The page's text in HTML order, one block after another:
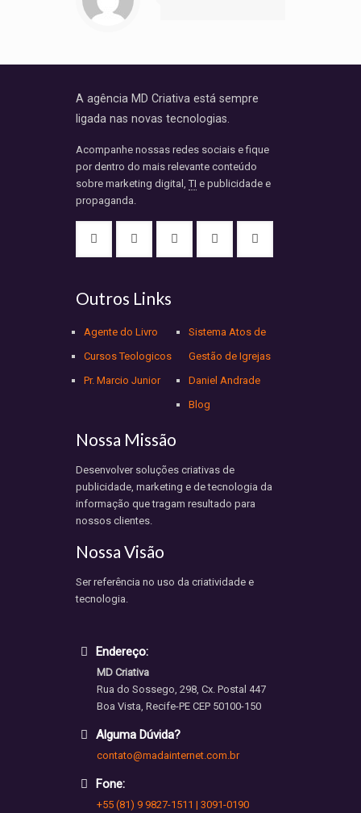
A agência MD Criativa está sempre
ligada nas novas tecnologias.
Acompanhe nossas redes sociais e fique
por dentro do mais relevante conteúdo
sobre marketing digital,TI e publicidade e
propaganda.
Outros Links
Agente do Livro
Cursos Teologicos
Pr. Marcio Junior
Sistema Atos de
Gestão de Igrejas
Daniel Andrade
Blog
Nossa Missão
Desenvolver soluções criativas de
publicidade, marketing e de tecnologia da
informação que tragam resultado para
nossos clientes.
Nossa Visão
Ser referência no uso da criatividade e
tecnologia.
Endereço:
MD Criativa
Rua do Sossego, 298, Cx. Postal 447
Boa Vista, Recife-PE CEP 50100-150
Alguma Dúvida?
contato@madainternet.com.br
Fone:
+55 (81) 9 9827-1511 | 3091-0190